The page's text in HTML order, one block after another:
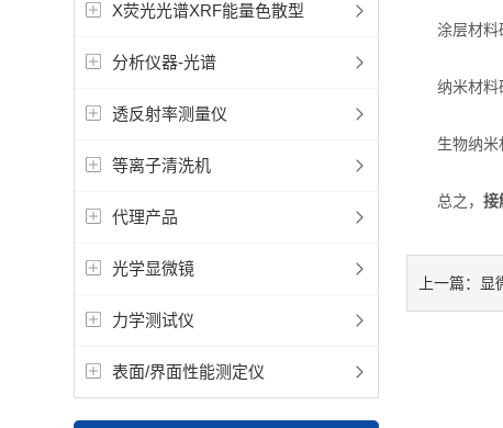
X荧光光谱XRF能量色散型
分析仪器-光谱
透反射率测量仪
等离子清洗机
代理产品
光学显微镜
力学测试仪
表面/界面性能测定仪
涂层材料研
纳米材料研
生物纳米材
总之， 接
上一篇： 显